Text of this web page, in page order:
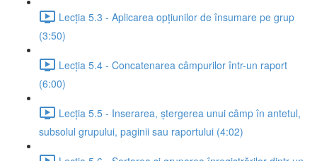
Lecția 5.3 - Aplicarea opțiunilor de însumare pe grup
(3:50)
Lecția 5.4 - Concatenarea câmpurilor într-un raport
(6:00)
Lecția 5.5 - Inserarea, ștergerea unui câmp în antetul,
subsolul grupului, paginii sau raportului (4:02)